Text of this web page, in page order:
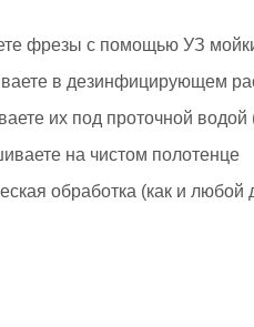
фрезы с помощью УЗ
в дезинфицирующем
их под проточной
на чистом полотенце
обработка (как и любой